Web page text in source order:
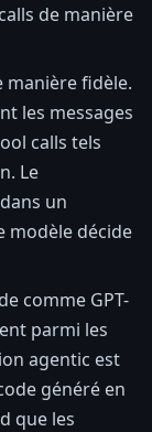
de manière
manière fidèle.
les messages
calls tels
Le
un
modèle décide
comme GPT-
parmi les
agentic est
généré en
que les